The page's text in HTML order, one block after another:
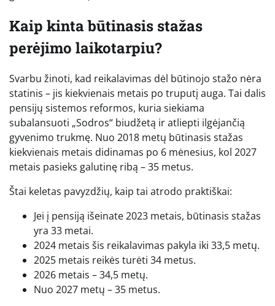
Kaip kinta būtinasis stažas
perėjimo laikotarpiu?
Svarbu žinoti, kad reikalavimas dėl būtinojo stažo nėra
statinis – jis kiekvienais metais po truputį auga. Tai dalis
pensijų sistemos reformos, kuria siekiama
subalansuoti „Sodros“ biudžetą ir atliepti ilgėjančią
gyvenimo trukmę. Nuo 2018 metų būtinasis stažas
kiekvienais metais didinamas po 6 mėnesius, kol 2027
metais pasieks galutinę ribą – 35 metus.
Štai keletas pavyzdžių, kaip tai atrodo praktiškai:
Jei į pensiją išeinate 2023 metais, būtinasis stažas
yra 33 metai.
2024 metais šis reikalavimas pakyla iki 33,5 metų.
2025 metais reikės turėti 34 metus.
2026 metais – 34,5 metų.
Nuo 2027 metų – 35 metus.